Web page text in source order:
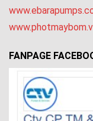
FANPAGE